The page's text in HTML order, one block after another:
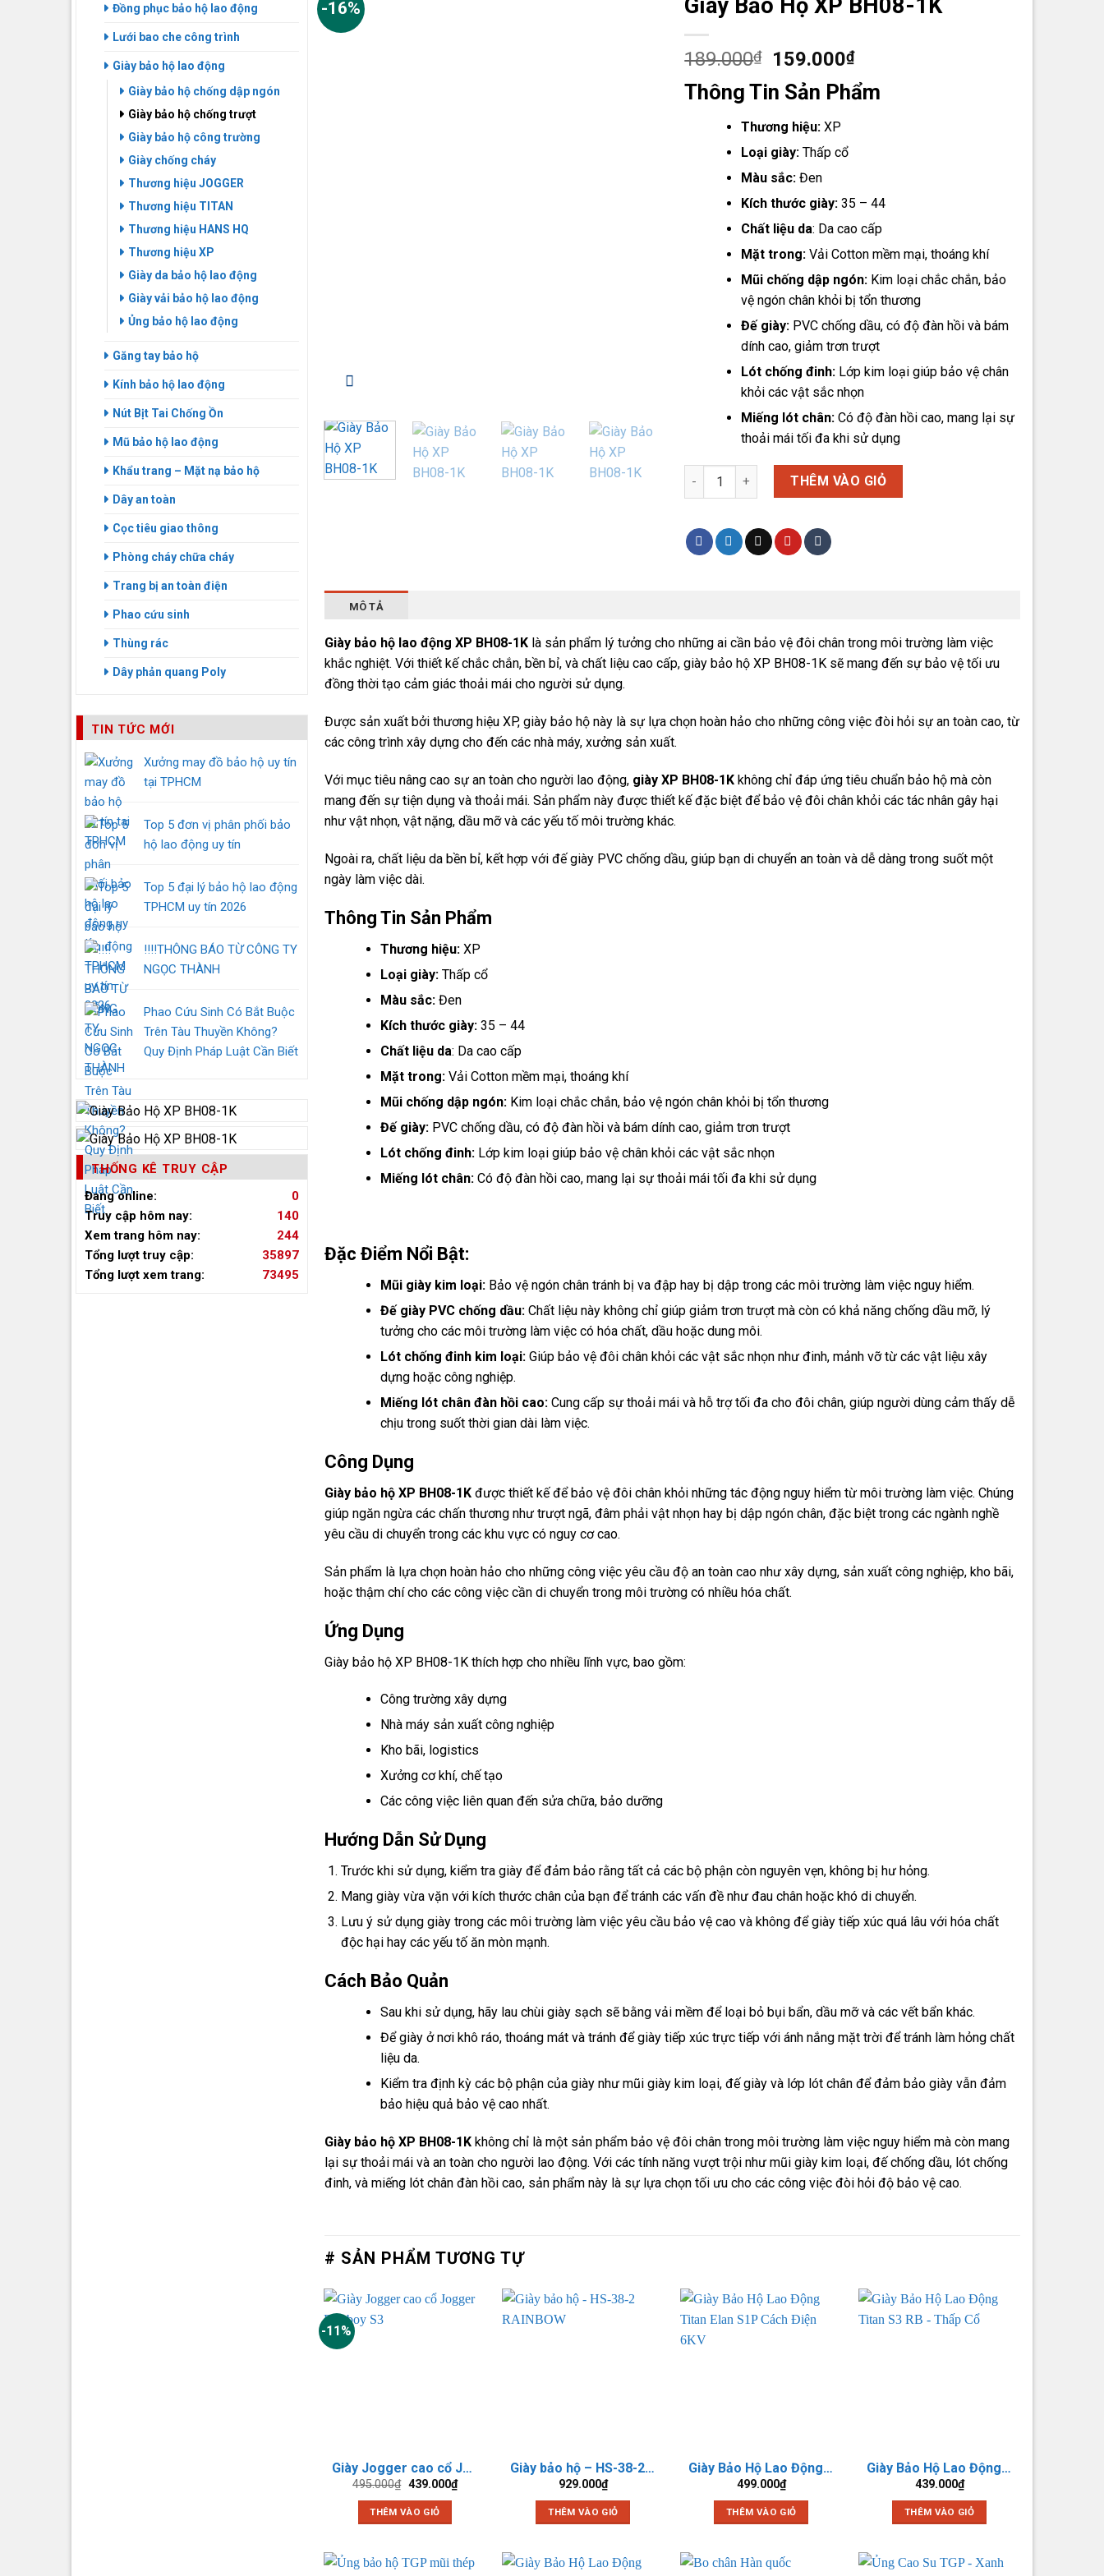
Đồng phục bảo hộ lao động
Lưới bao che công trình
Giày bảo hộ lao động
Giày bảo hộ chống dập ngón
Giày bảo hộ chống trượt
Giày bảo hộ công trường
Giày chống cháy
Thương hiệu JOGGER
Thương hiệu TITAN
Thương hiệu HANS HQ
Thương hiệu XP
Giày da bảo hộ lao động
Giày vải bảo hộ lao động
Ủng bảo hộ lao động
Găng tay bảo hộ
Kính bảo hộ lao động
Nút Bịt Tai Chống Ồn
Mũ bảo hộ lao động
Khẩu trang – Mặt nạ bảo hộ
Dây an toàn
Cọc tiêu giao thông
Phòng cháy chữa cháy
Trang bị an toàn điện
Phao cứu sinh
Thùng rác
Dây phản quang Poly
TIN TỨC MỚI
Xưởng may đồ bảo hộ uy tín
tại TPHCM
Top 5 đơn vị phân phối bảo
hộ lao động uy tín
Top 5 đại lý bảo hộ lao động
TPHCM uy tín 2026
‼️‼️THÔNG BÁO TỪ CÔNG TY
NGỌC THÀNH
Phao Cứu Sinh Có Bắt Buộc
Trên Tàu Thuyền Không?
Quy Định Pháp Luật Cần Biết
THỐNG KÊ TRUY CẬP
Đang online:
0
Truy cập hôm nay:
140
Xem trang hôm nay:
244
Tổng lượt truy cập:
35897
Tổng lượt xem trang:
73495
-16% Giày Bảo Hộ XP BH08-1K
189.000₫
Giá
gốc
là:
189.000₫.
159.000₫Giá
hiện
tại
Thông Tin Sản Phẩm
Thương hiệu: XP
Loại giày: Thấp cổ
Màu sắc: Đen
Kích thước giày:35 – 44
Chất liệu da: Da cao cấp
Mặt trong:Vải Cotton mềm mại, thoáng khí
Mũi chống dập ngón: Kim loại chắc chắn, bảo
vệ ngón chân khỏi bị tổn thương
Đế giày: PVC chống dầu, có độ đàn hồi và bám
dính cao, giảm trơn trượt
Lót chống đinh: Lớp kim loại giúp bảo vệ chân
khỏi các vật sắc nhọn
Miếng lót chân: Có độ đàn hồi cao, mang lại sự
thoải mái tối đa khi sử dụng
Giày Bảo Hộ XP BH08-1K số lượng
THÊM VÀO GIỎ
MÔ TẢ
Giày bảo hộ lao động XP BH08-1Klà sản phẩm lý tưởng cho những ai cần bảo vệ đôi chân trong môi trường làm việc
khắc nghiệt. Với thiết kế chắc chắn, bền bỉ, và chất liệu cao cấp, giày bảo hộ XP BH08-1K sẽ mang đến sự bảo vệ tối ưu
đồng thời tạo cảm giác thoải mái cho người sử dụng.
Được sản xuất bởi thương hiệu XP, giày bảo hộ này là sự lựa chọn hoàn hảo cho những công việc đòi hỏi sự an toàn cao, từ
các công trình xây dựng cho đến các nhà máy, xưởng sản xuất.
Với mục tiêu nâng cao sự an toàn cho người lao động, giày XP BH08-1Kkhông chỉ đáp ứng tiêu chuẩn bảo hộ mà còn
mang đến sự tiện dụng và thoải mái. Sản phẩm này được thiết kế đặc biệt để bảo vệ đôi chân khỏi các tác nhân gây hại
như vật nhọn, vật nặng, dầu mỡ và các yếu tố môi trường khác.
Ngoài ra, chất liệu da bền bỉ, kết hợp với đế giày PVC chống dầu, giúp bạn di chuyển an toàn và dễ dàng trong suốt một
ngày làm việc dài.
Thông Tin Sản Phẩm
Thương hiệu: XP
Loại giày: Thấp cổ
Màu sắc: Đen
Kích thước giày:35 – 44
Chất liệu da: Da cao cấp
Mặt trong:Vải Cotton mềm mại, thoáng khí
Mũi chống dập ngón: Kim loại chắc chắn, bảo vệ ngón chân khỏi bị tổn thương
Đế giày: PVC chống dầu, có độ đàn hồi và bám dính cao, giảm trơn trượt
Lót chống đinh: Lớp kim loại giúp bảo vệ chân khỏi các vật sắc nhọn
Miếng lót chân: Có độ đàn hồi cao, mang lại sự thoải mái tối đa khi sử dụng
Đặc Điểm Nổi Bật:
Mũi giày kim loại: Bảo vệ ngón chân tránh bị va đập hay bị dập trong các môi trường làm việc nguy hiểm.
Đế giày PVC chống dầu: Chất liệu này không chỉ giúp giảm trơn trượt mà còn có khả năng chống dầu mỡ, lý
tưởng cho các môi trường làm việc có hóa chất, dầu hoặc dung môi.
Lót chống đinh kim loại: Giúp bảo vệ đôi chân khỏi các vật sắc nhọn như đinh, mảnh vỡ từ các vật liệu xây
dựng hoặc công nghiệp.
Miếng lót chân đàn hồi cao: Cung cấp sự thoải mái và hỗ trợ tối đa cho đôi chân, giúp người dùng cảm thấy dễ
chịu trong suốt thời gian dài làm việc.
Công Dụng
Giày bảo hộ XP BH08-1Kđược thiết kế để bảo vệ đôi chân khỏi những tác động nguy hiểm từ môi trường làm việc. Chúng
giúp ngăn ngừa các chấn thương như trượt ngã, đâm phải vật nhọn hay bị dập ngón chân, đặc biệt trong các ngành nghề
yêu cầu di chuyển trong các khu vực có nguy cơ cao.
Sản phẩm là lựa chọn hoàn hảo cho những công việc yêu cầu độ an toàn cao như xây dựng, sản xuất công nghiệp, kho bãi,
hoặc thậm chí cho các công việc cần di chuyển trong môi trường có nhiều hóa chất.
Ứng Dụng
Giày bảo hộ XP BH08-1K thích hợp cho nhiều lĩnh vực, bao gồm:
Công trường xây dựng
Nhà máy sản xuất công nghiệp
Kho bãi, logistics
Xưởng cơ khí, chế tạo
Các công việc liên quan đến sửa chữa, bảo dưỡng
Hướng Dẫn Sử Dụng
Trước khi sử dụng, kiểm tra giày để đảm bảo rằng tất cả các bộ phận còn nguyên vẹn, không bị hư hỏng.
Mang giày vừa vặn với kích thước chân của bạn để tránh các vấn đề như đau chân hoặc khó di chuyển.
Lưu ý sử dụng giày trong các môi trường làm việc yêu cầu bảo vệ cao và không để giày tiếp xúc quá lâu với hóa chất
độc hại hay các yếu tố ăn mòn mạnh.
Cách Bảo Quản
Sau khi sử dụng, hãy lau chùi giày sạch sẽ bằng vải mềm để loại bỏ bụi bẩn, dầu mỡ và các vết bẩn khác.
Để giày ở nơi khô ráo, thoáng mát và tránh để giày tiếp xúc trực tiếp với ánh nắng mặt trời để tránh làm hỏng chất
liệu da.
Kiểm tra định kỳ các bộ phận của giày như mũi giày kim loại, đế giày và lớp lót chân để đảm bảo giày vẫn đảm
bảo hiệu quả bảo vệ cao nhất.
Giày bảo hộ XP BH08-1Kkhông chỉ là một sản phẩm bảo vệ đôi chân trong môi trường làm việc nguy hiểm mà còn mang
lại sự thoải mái và an toàn cho người lao động. Với các tính năng vượt trội như mũi giày kim loại, đế chống dầu, lót chống
đinh, và miếng lót chân đàn hồi cao, sản phẩm này là sự lựa chọn tối ưu cho các công việc đòi hỏi độ bảo vệ cao.
# SẢN PHẨM TƯƠNG TỰ
-11%
Giày Jogger cao cổ Jogger Bestboy S3
495.000₫ Giá
là:
495.000₫.
439.000₫Giá
hiện
THÊM VÀO GIỎ
Giày bảo hộ – HS-38-2 RAINBOW
929.000₫
THÊM VÀO GIỎ
Giày Bảo Hộ Lao Động Titan Elan S1P Cách Điện 6KV
499.000₫
THÊM VÀO GIỎ
Giày Bảo Hộ Lao Động Titan S3 RB – Thấp Cổ
439.000₫
THÊM VÀO GIỎ